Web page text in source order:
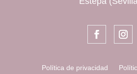
Política de privacidad